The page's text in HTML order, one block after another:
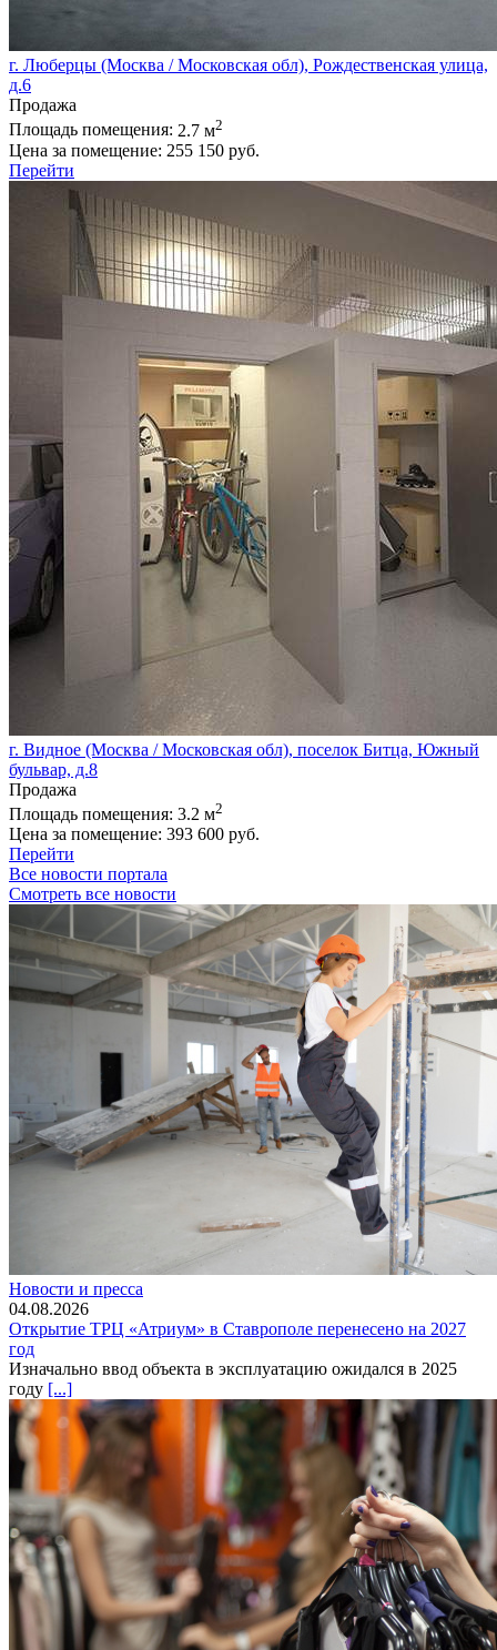
г. Люберцы (Москва / Московская обл), Рождественская улица,
д.6
Продажа
Площадь помещения: 2.7 м2
Цена за помещение: 255 150 руб.
Перейти
г. Видное (Москва / Московская обл), поселок Битца, Южный
бульвар, д.8
Продажа
Площадь помещения: 3.2 м2
Цена за помещение: 393 600 руб.
Перейти
Все новости портала
Смотреть все новости
Новости и пресса
04.08.2026
Открытие ТРЦ «Атриум» в Ставрополе перенесено на 2027
год
Изначально ввод объекта в эксплуатацию ожидался в 2025
году [...]